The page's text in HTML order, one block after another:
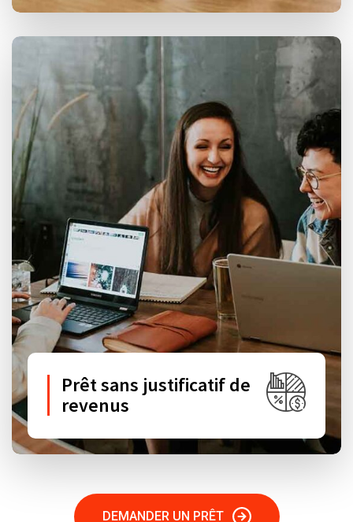
Prêt sans justificatif de
revenus
DEMANDER UN PRÊT